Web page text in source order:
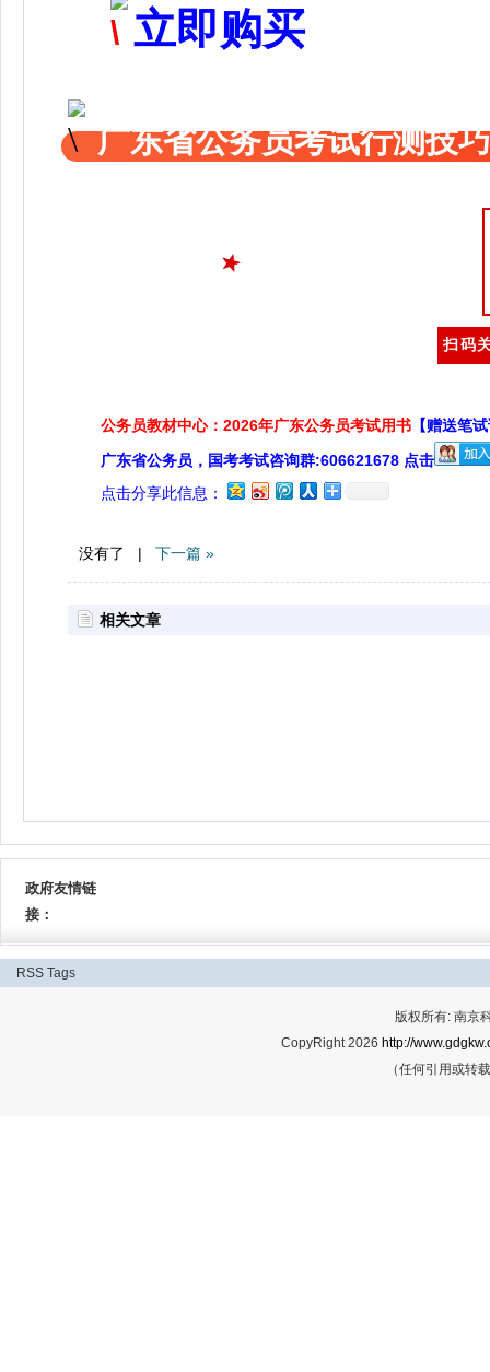
立即购买
广东省公务员考试行测技
扫码
公务员教材中心：2026年广东公务员考试用书 【赠送笔
广东省公务员，国考考试咨询群:606621678 点击
点击分享此信息：
没有了 | 下一篇 »
相关文章
政府友情链
接：
RSS Tags
版权所有: 南
CopyRight 2026 http://
（任何引用或转